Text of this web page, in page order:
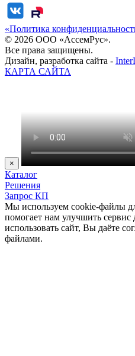
«Политика
© 2026 ООО «АссемРус».
Все права защищены.
Дизайн, разработка сайта -
КАРТА САЙТА
×
Каталог
Решения
Запрос КП
Мы используем cookie-файлы
помогает нам улучшить
использовать сайт, Вы даёте
файлами.